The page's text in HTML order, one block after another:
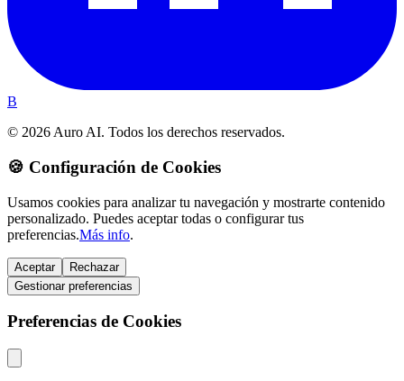
B
© 2026 Auro AI. Todos los derechos reservados.
🍪 Configuración de Cookies
Usamos cookies para analizar tu navegación y mostrarte contenido
personalizado. Puedes aceptar todas o configurar tus
preferencias.Más info.
Aceptar
Rechazar
Gestionar preferencias
Preferencias de Cookies